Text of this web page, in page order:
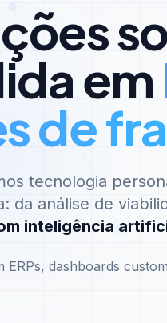
em
de
tecnologia
da análise de
inteligência
ERPs, dashboards